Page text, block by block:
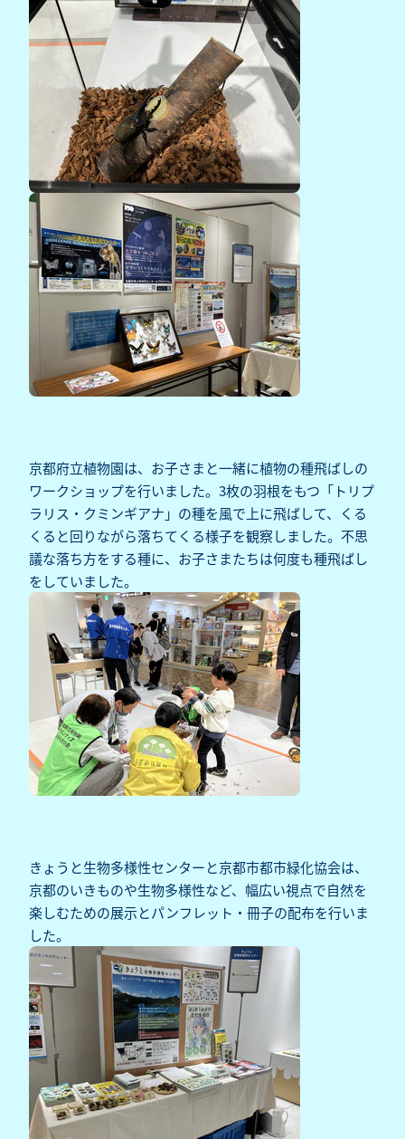
京都府立植物園は、お子さまと一緒に植物の種飛ばしの
ワークショップを行いました。3枚の羽根をもつ「トリプ
ラリス・クミンギアナ」の種を風で上に飛ばして、くる
くると回りながら落ちてくる様子を観察しました。不思
議な落ち方をする種に、お子さまたちは何度も種飛ばし
をしていました。
きょうと生物多様性センターと京都市都市緑化協会は、
京都のいきものや生物多様性など、幅広い視点で自然を
楽しむための展示とパンフレット・冊子の配布を行いま
した。